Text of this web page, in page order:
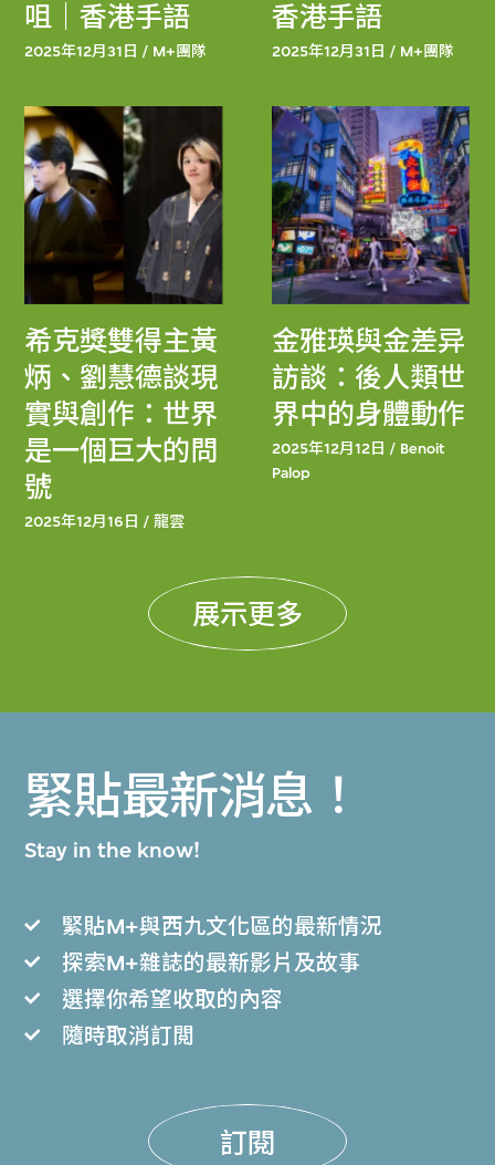
咀｜香港手語
2025年12月31日 / M+團隊
香港手語
2025年12月31日 / M+團隊
希克獎雙得主黃
炳、劉慧德談現
實與創作：世界
是一個巨大的問
號
2025年12月16日 / 龍雲
金雅瑛與金差异
訪談：後人類世
界中的身體動作
2025年12月12日 / Benoit
Palop
展示更多
緊貼最新消息！
Stay in the know!
緊貼M+與西九文化區的最新情況
探索M+雜誌的最新影片及故事
選擇你希望收取的內容
隨時取消訂閲
訂閱